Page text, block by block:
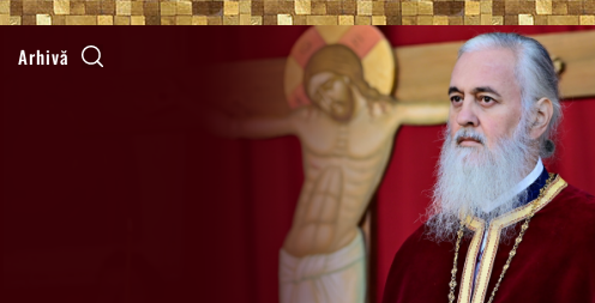
Arhivă